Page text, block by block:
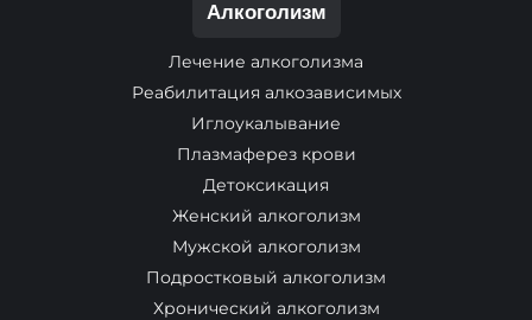
Алкоголизм
Лечение алкоголизма
Реабилитация алкозависимых
Иглоукалывание
Плазмаферез крови
Детоксикация
Женский алкоголизм
Мужской алкоголизм
Подростковый алкоголизм
Хронический алкоголизм